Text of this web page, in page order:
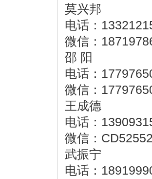
莫兴邦
电话：
微信：
邵 阳
电话：
微信：
王成德
电话：
微信：
武振宁
电话：